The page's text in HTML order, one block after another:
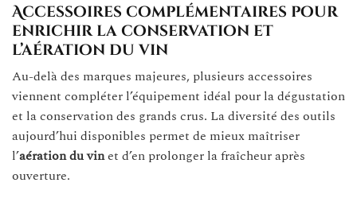
Accessoires complémentaires pour
enrichir la conservation et
l’aération du vin
Au-delà des marques majeures, plusieurs accessoires
viennent compléter l’équipement idéal pour la dégustation
et la conservation des grands crus. La diversité des outils
aujourd’hui disponibles permet de mieux maîtriser
l’aération du vinet d’en prolonger la fraîcheur après
ouverture.